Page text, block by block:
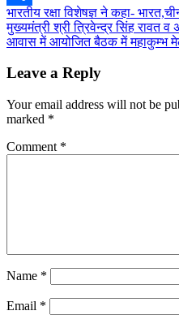
Share
Post
navigation
भारतीय रक्षा विशेषज्ञ ने कहा-
मुख्यमंत्री श्री त्रिवेन्द्र सिंह रावत
आवास में आयोजित बैठक में महाकुम्भ
Leave a Reply
Your email address will not be
marked *
Comment *
Name *
Email *